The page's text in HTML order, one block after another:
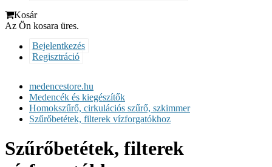
Kosár
Az Ön kosara üres.
Bejelentkezés
Regisztráció
medencestore.hu
Medencék és kiegészítők
Homokszűrő, cirkulációs szűrő, szkimmer
Szűrőbetétek, filterek vízforgatókhoz
Szűrőbetétek, filterek